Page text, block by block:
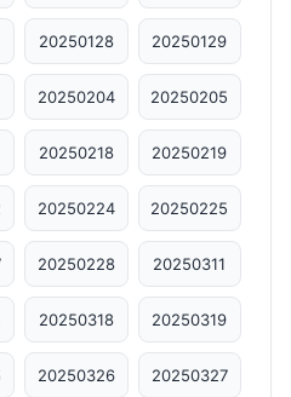
20250128 20250129
20250204 20250205
20250218 20250219
20250224 20250225
20250228 20250311
20250318 20250319
20250326 20250327